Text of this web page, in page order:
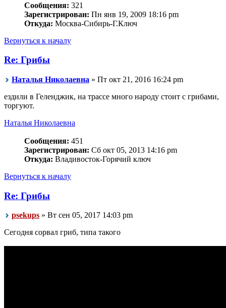
Сообщения: 321
Зарегистрирован: Пн янв 19, 2009 18:16 pm
Откуда: Москва-Сибирь-Г.Ключ
Вернуться к началу
Re: Грибы
Наталья Николаевна » Пт окт 21, 2016 16:24 pm
ездили в Геленджик, на трассе много народу стоит с грибами,
торгуют.
Наталья Николаевна
Сообщения: 451
Зарегистрирован: Сб окт 05, 2013 14:16 pm
Откуда: Владивосток-Горячий ключ
Вернуться к началу
Re: Грибы
psekups » Вт сен 05, 2017 14:03 pm
Сегодня сорвал гриб, типа такого